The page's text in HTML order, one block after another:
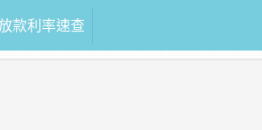
款利率速查